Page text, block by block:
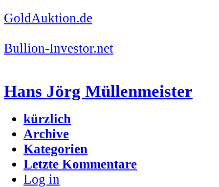
GoldAuktion.de
Bullion-Investor.net
Hans Jörg Müllenmeister
kürzlich
Archive
Kategorien
Letzte Kommentare
Log in